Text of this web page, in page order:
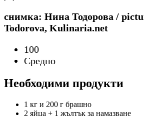
снимка: Нина Тодорова /
Todorova, Kulinaria.net
100
Средно
Необходими продукти
1 кг и 200 г брашно
2 яйца + 1 жълтък за намазване